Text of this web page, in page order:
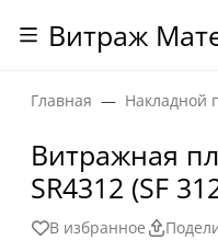
Витраж
Главная Накладной
Витражная
SR4312 (SF
В избранное